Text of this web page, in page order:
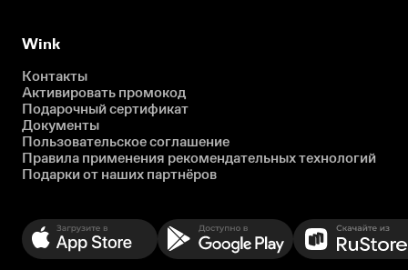
Wink
Контакты
Активировать промокод
Подарочный сертификат
Документы
Пользовательское соглашение
Правила применения рекомендательных технологий
Подарки от наших партнёров